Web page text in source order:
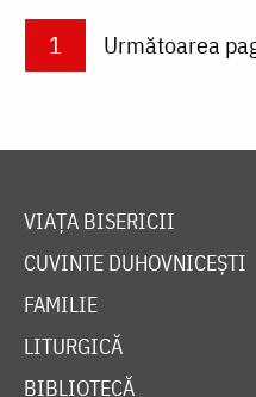
PaginareCurrent page
1 Next page
Următoarea
VIAȚA BISERICII
CUVINTE DUHOVNICEȘTI
FAMILIE
LITURGICĂ
BIBLIOTECĂ